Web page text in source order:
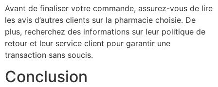
Avant de finaliser votre commande, assurez-vous de lire
les avis d’autres clients sur la pharmacie choisie. De
plus, recherchez des informations sur leur politique de
retour et leur service client pour garantir une
transaction sans soucis.
Conclusion